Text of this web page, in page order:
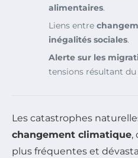
alimentaires.
Liens entre
inégalités sociales.
Alerte sur les
tensions résultant
Les catastrophes
changement climatique,
plus fréquentes et